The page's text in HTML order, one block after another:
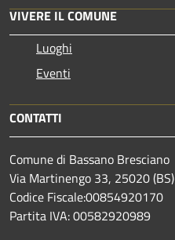
VIVERE IL COMUNE
Luoghi
Eventi
CONTATTI
Comune di Bassano Bresciano
Via Martinengo 33, 25020 (BS)
Codice Fiscale:00854920170
Partita IVA: 00582920989